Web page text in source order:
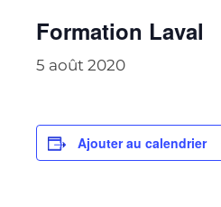
Formation Laval
5 août 2020
Ajouter au calendrier